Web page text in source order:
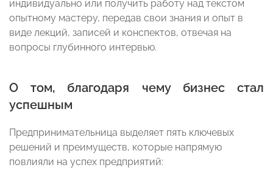
индивидуально или получить работу над текстом
опытному мастеру, передав свои знания и опыт в
виде лекций, записей и конспектов, отвечая на
вопросы глубинного интервью.
О том, благодаря чему бизнес стал
успешным
Предпринимательница выделяет пять ключевых
решений и преимуществ, которые напрямую
повлияли на успех предприятий: